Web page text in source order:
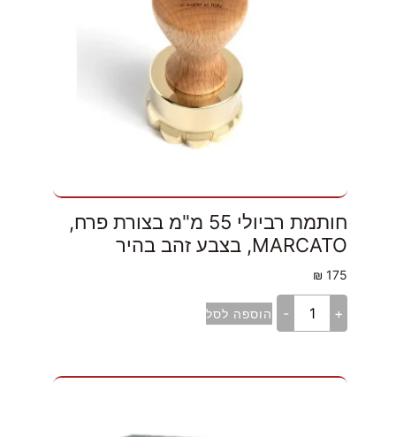
חותמת רביולי 55 מ"מ בצורת פרח,
MARCATO, בצבע זהב בהיר
175
₪
+
- הוספה לסל